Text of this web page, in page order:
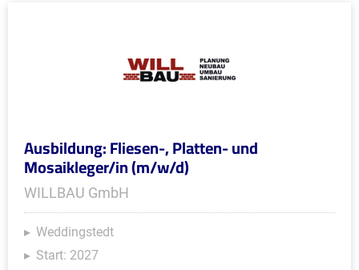
Ausbildung: Fliesen-, Platten- und
Mosaikleger/in (m/w/d)
WILLBAU GmbH
Weddingstedt
Start: 2027